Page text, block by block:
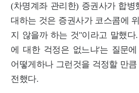
(차명계좌 관리한) 증권사가 합병
대하는 것은 증권사가 코스콤에
지 않을까 하는 것"이라고 말했다
에 대한 걱정은 없느냐'는 질문
어떻게하나 그런것을 걱정할 만
전했다.